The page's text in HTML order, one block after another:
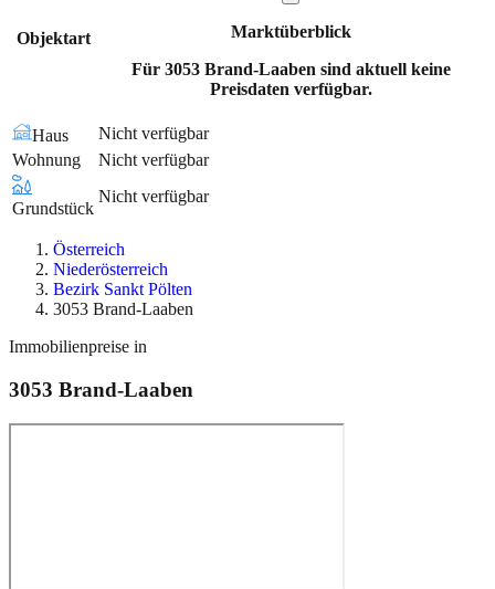
Objektart
Marktüberblick
Für 3053 Brand-Laaben sind aktuell keine
Preisdaten verfügbar.
Haus
Nicht verfügbar
Wohnung
Nicht verfügbar
Grundstück
Nicht verfügbar
Österreich
Niederösterreich
Bezirk Sankt Pölten
3053 Brand-Laaben
Immobilienpreise in
3053 Brand-Laaben